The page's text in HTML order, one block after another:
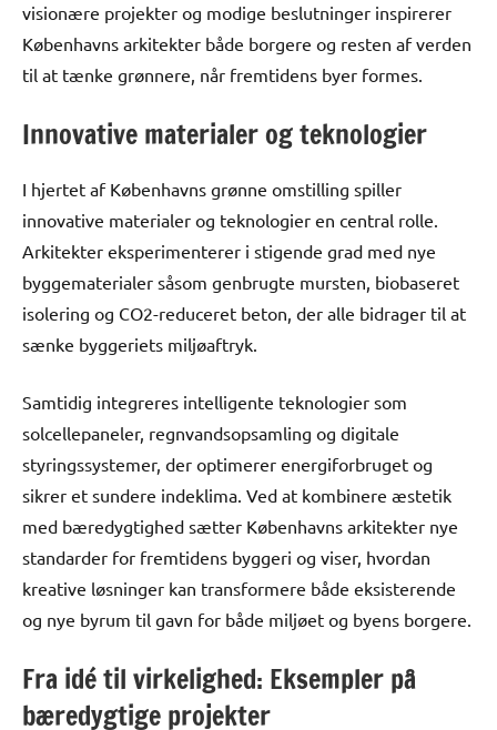
visionære projekter og modige beslutninger inspirerer
Københavns arkitekter både borgere og resten af verden
til at tænke grønnere, når fremtidens byer formes.
Innovative materialer og teknologier
I hjertet af Københavns grønne omstilling spiller
innovative materialer og teknologier en central rolle.
Arkitekter eksperimenterer i stigende grad med nye
byggematerialer såsom genbrugte mursten, biobaseret
isolering og CO2-reduceret beton, der alle bidrager til at
sænke byggeriets miljøaftryk.
Samtidig integreres intelligente teknologier som
solcellepaneler, regnvandsopsamling og digitale
styringssystemer, der optimerer energiforbruget og
sikrer et sundere indeklima. Ved at kombinere æstetik
med bæredygtighed sætter Københavns arkitekter nye
standarder for fremtidens byggeri og viser, hvordan
kreative løsninger kan transformere både eksisterende
og nye byrum til gavn for både miljøet og byens borgere.
Fra idé til virkelighed: Eksempler på
bæredygtige projekter